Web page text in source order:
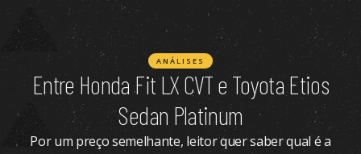
ANÁLISES
Entre Honda Fit LX CVT e Toyota Etios
Sedan Platinum
Por um preço semelhante, leitor quer saber qual é a